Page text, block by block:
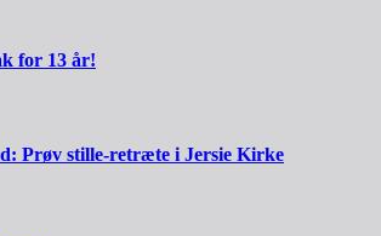
for 13 år!
Prøv stille-retræte i Jersie Kirke